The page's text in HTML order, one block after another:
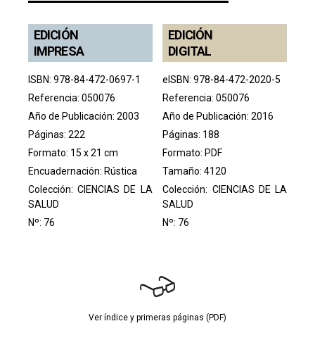
EDICIÓN
IMPRESA
ISBN: 978-84-472-0697-1
Referencia: 050076
Año de Publicación: 2003
Páginas: 222
Formato: 15 x 21 cm
Encuadernación: Rústica
Colección:CIENCIAS DE LA
SALUD
Nº: 76
EDICIÓN
DIGITAL
eISBN: 978-84-472-2020-5
Referencia: 050076
Año de Publicación: 2016
Páginas: 188
Formato: PDF
Tamaño: 4120
Colección: CIENCIAS DE LA
SALUD
Nº: 76
Ver índice y primeras páginas (PDF)